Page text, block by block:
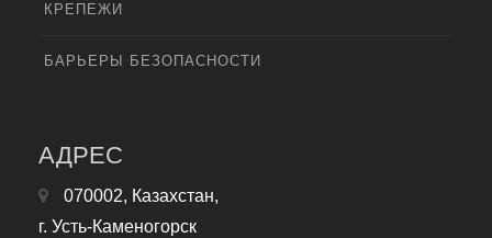
КРЕПЕЖИ
БАРЬЕРЫ БЕЗОПАСНОСТИ
АДРЕС
070002, Казахстан,
г. Усть-Каменогорск